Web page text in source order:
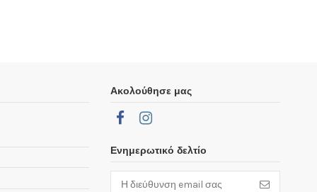
Ακολούθησε μας
Ενημερωτικό δελτίο